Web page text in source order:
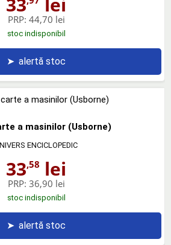
PRP: 44,70 lei
stoc indisponibil
➤ alertă stoc
a masinilor (Usborne)
ENCICLOPEDIC
33,58 lei
PRP: 36,90 lei
stoc indisponibil
➤ alertă stoc